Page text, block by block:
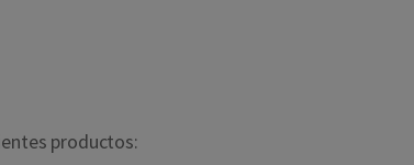
productos: